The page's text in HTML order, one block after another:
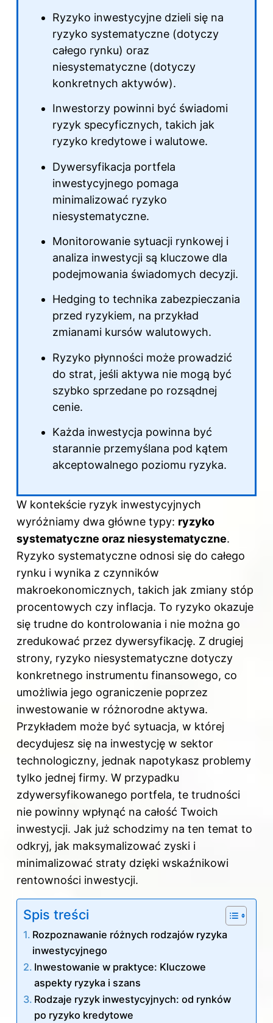
Ryzyko inwestycyjne dzieli się na
ryzyko systematyczne (dotyczy
całego rynku) oraz
niesystematyczne (dotyczy
konkretnych aktywów).
Inwestorzy powinni być świadomi
ryzyk specyficznych, takich jak
ryzyko kredytowe i walutowe.
Dywersyfikacja portfela
inwestycyjnego pomaga
minimalizować ryzyko
niesystematyczne.
Monitorowanie sytuacji rynkowej i
analiza inwestycji są kluczowe dla
podejmowania świadomych decyzji.
Hedging to technika zabezpieczania
przed ryzykiem, na przykład
zmianami kursów walutowych.
Ryzyko płynności może prowadzić
do strat, jeśli aktywa nie mogą być
szybko sprzedane po rozsądnej
cenie.
Każda inwestycja powinna być
starannie przemyślana pod kątem
akceptowalnego poziomu ryzyka.
W kontekście ryzyk inwestycyjnych
wyróżniamy dwa główne typy: ryzyko
systematyczne oraz niesystematyczne.
Ryzyko systematyczne odnosi się do całego
rynku i wynika z czynników
makroekonomicznych, takich jak zmiany stóp
procentowych czy inflacja. To ryzyko okazuje
się trudne do kontrolowania i nie można go
zredukować przez dywersyfikację. Z drugiej
strony, ryzyko niesystematyczne dotyczy
konkretnego instrumentu finansowego, co
umożliwia jego ograniczenie poprzez
inwestowanie w różnorodne aktywa.
Przykładem może być sytuacja, w której
decydujesz się na inwestycję w sektor
technologiczny, jednak napotykasz problemy
tylko jednej firmy. W przypadku
zdywersyfikowanego portfela, te trudności
nie powinny wpłynąć na całość Twoich
inwestycji. Jak już schodzimy na ten temat to
odkryj, jak maksymalizować zyski i
minimalizować straty dzięki wskaźnikowi
rentowności inwestycji.
Spis treści
Rozpoznawanie różnych rodzajów ryzyka
inwestycyjnego
Inwestowanie w praktyce: Kluczowe
aspekty ryzyka i szans
Rodzaje ryzyk inwestycyjnych: od rynków
po ryzyko kredytowe